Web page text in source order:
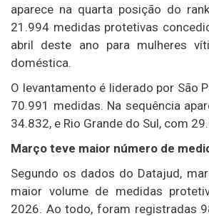
aparece na quarta posição do
21.994 medidas protetivas
abril deste ano para mulheres
doméstica.
O levantamento é liderado por São
70.991 medidas. Na sequência
34.832, e Rio Grande do Sul, com
Março teve maior número de
Segundo os dados do Datajud,
maior volume de medidas
2026. Ao todo, foram registradas